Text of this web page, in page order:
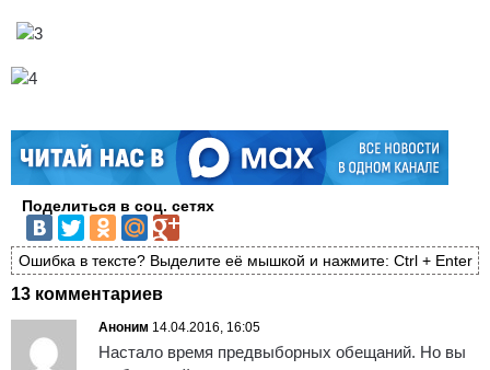
Поделиться в соц. сетях
Ошибка в тексте? Выделите её мышкой и нажмите: Ctrl + Enter
13 комментариев
Аноним 14.04.2016, 16:05
Настало время предвыборных обещаний. Но вы